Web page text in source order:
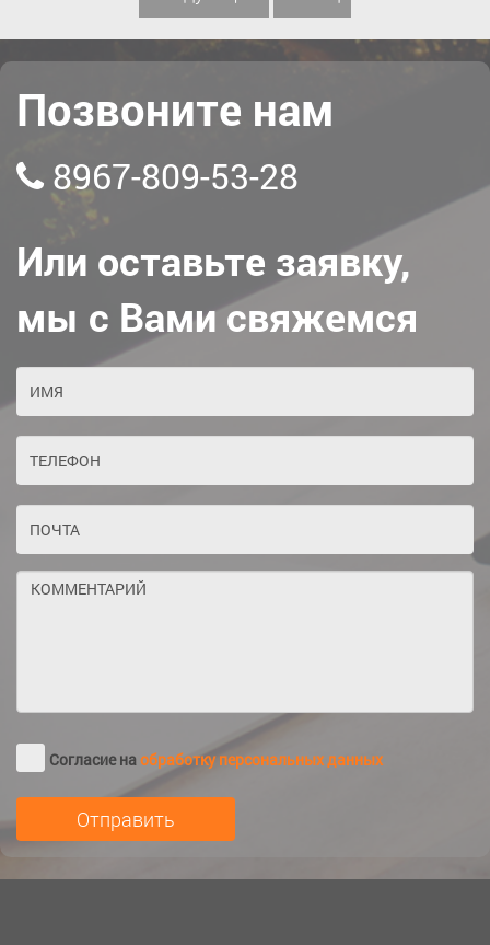
Позвоните нам
8967-809-53-28
Или оставьте заявку,
мы с Вами свяжемся
Согласие наобработку персональных данных